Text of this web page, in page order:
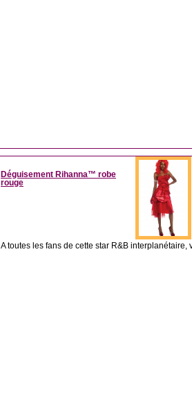
Déguisement Rihanna™ robe
rouge
A toutes les fans de cette star R&B interplanétaire,